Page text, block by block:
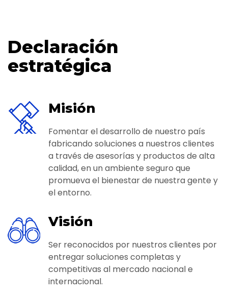
Declaración
estratégica
Misión
Fomentar el desarrollo de nuestro país
fabricando soluciones a nuestros clientes
a través de asesorías y productos de alta
calidad, en un ambiente seguro que
promueva el bienestar de nuestra gente y
el entorno.
Visión
Ser reconocidos por nuestros clientes por
entregar soluciones completas y
competitivas al mercado nacional e
internacional.